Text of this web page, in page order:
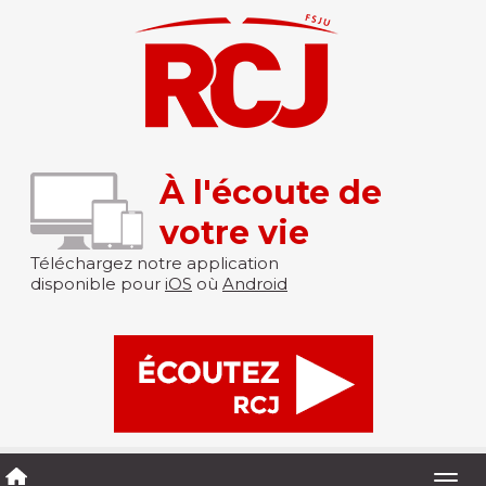
À l'écoute de
votre vie
Téléchargez notre application
disponible pour iOS où Android